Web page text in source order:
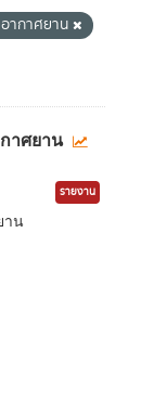
ากาศยาน
าศยาน
รายงาน
าน